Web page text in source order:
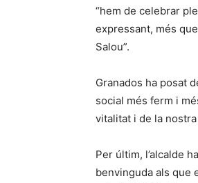
“hem de celebrar
expressant, més
Salou”.
Granados ha posat
social més ferm i
vitalitat i de la
Per últim, l’alcalde
benvinguda als que